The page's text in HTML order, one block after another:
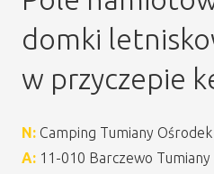
domki
w przyczepie
N: Camping Tumiany
A: 11-010 Barczewo Tumiany